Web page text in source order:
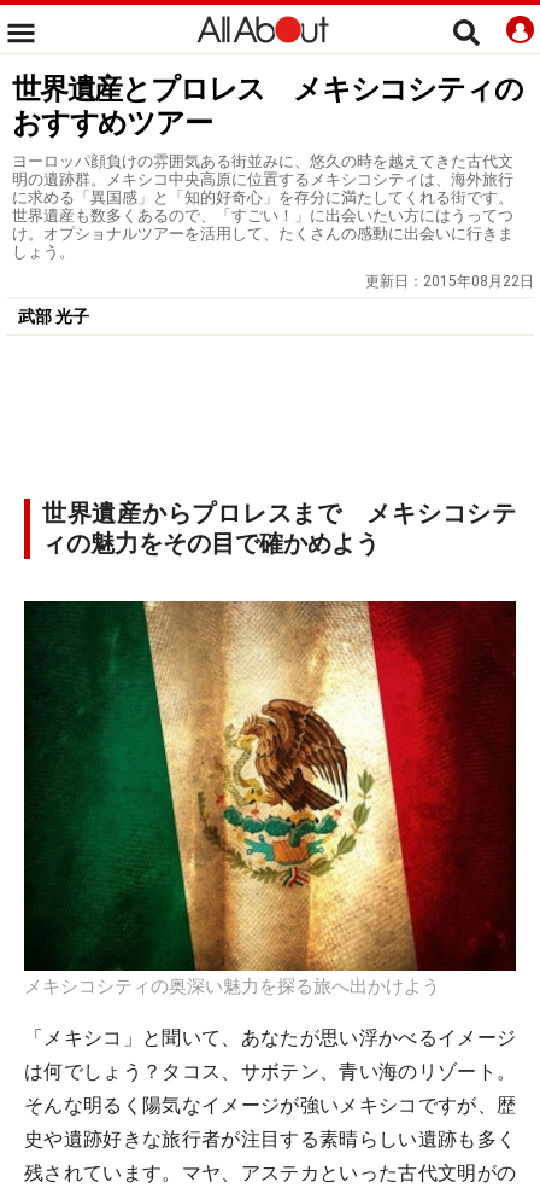
世界遺産とプロレス メキシコシティの
おすすめツアー
ヨーロッパ顔負けの雰囲気ある街並みに、悠久の時を越えてきた古代文
明の遺跡群。メキシコ中央高原に位置するメキシコシティは、海外旅行
に求める「異国感」と「知的好奇心」を存分に満たしてくれる街です。
世界遺産も数多くあるので、「すごい！」に出会いたい方にはうってつ
け。オプショナルツアーを活用して、たくさんの感動に出会いに行きま
しょう。
更新日： 2015年08月22日
武部 光子
世界遺産からプロレスまで メキシコシテ
ィの魅力をその目で確かめよう
メキシコシティの奥深い魅力を探る旅へ出かけよう
「メキシコ」と聞いて、あなたが思い浮かべるイメージ
は何でしょう？タコス、サボテン、青い海のリゾート。
そんな明るく陽気なイメージが強いメキシコですが、歴
史や遺跡好きな旅行者が注目する素晴らしい遺跡も多く
残されています。マヤ、アステカといった古代文明がの